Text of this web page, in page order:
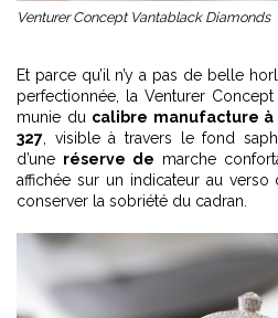
Venturer Concept Vantablack Diamonds
Et parce qu’il n’y a pas de belle
perfectionnée, la Venturer
munie du calibre manufacture à
327, visible à travers le fond
d’une réserve de marche
affichée sur un indicateur au
conserver la sobriété du cadran.